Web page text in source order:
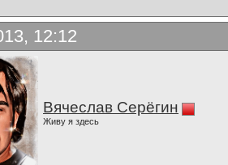
12:12
Вячеслав Серёгин
Живу я здесь